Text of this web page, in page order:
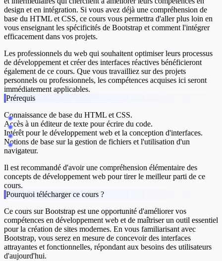
design et en intégration. Si vous avez déjà une compréhension de
base du HTML et CSS, ce cours vous permettra d'aller plus loin en
vous enseignant les spécificités de Bootstrap et comment l'intégrer
efficacement dans vos projets.
Les professionnels du web qui souhaitent optimiser leurs processus
de développement et créer des interfaces réactives bénéficieront
également de ce cours. Que vous travailliez sur des projets
personnels ou professionnels, les compétences acquises ici seront
immédiatement applicables.
Prérequis
Connaissance de base du HTML et CSS.
Accès à un éditeur de texte pour écrire du code.
Intérêt pour le développement web et la conception d'interfaces.
Notions de base sur la gestion de fichiers et l'utilisation d'un
navigateur.
Il est recommandé d'avoir une compréhension élémentaire des
concepts de développement web pour tirer le meilleur parti de ce
cours.
Pourquoi télécharger ce cours ?
Ce cours sur Bootstrap est une opportunité d'améliorer vos
compétences en développement web et de maîtriser un outil essentiel
pour la création de sites modernes. En vous familiarisant avec
Bootstrap, vous serez en mesure de concevoir des interfaces
attrayantes et fonctionnelles, répondant aux besoins des utilisateurs
d'aujourd'hui.